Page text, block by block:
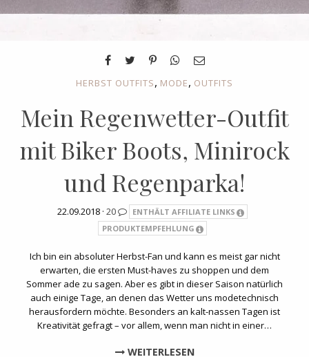
HERBST OUTFITS, MODE, OUTFITS
Mein Regenwetter-Outfit
mit Biker Boots, Minirock
und Regenparka!
22.09.2018 · 20
ENTHÄLT AFFILIATE LINKS
PRODUKTEMPFEHLUNG
Ich bin ein absoluter Herbst-Fan und kann es meist gar nicht
erwarten, die ersten Must-haves zu shoppen und dem
Sommer ade zu sagen. Aber es gibt in dieser Saison natürlich
auch einige Tage, an denen das Wetter uns modetechnisch
herausfordern möchte. Besonders an kalt-nassen Tagen ist
Kreativität gefragt – vor allem, wenn man nicht in einer…
WEITERLESEN